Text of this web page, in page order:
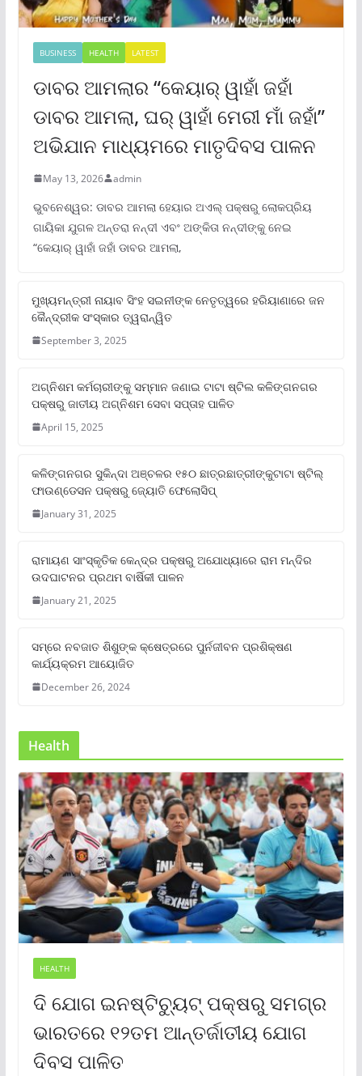
BUSINESS HEALTH LATEST
ଡାବର ଆମଲାର “କେୟାର୍ ୱାହାଁ ଜହାଁ
ଡାବର ଆମଲା, ଘର୍ ୱାହାଁ ମେରୀ ମାଁ ଜହାଁ”
ଅଭିଯାନ ମାଧ୍ୟମରେ ମାତୃଦିବସ ପାଳନ
May 13, 2026 admin
ଭୁବନେଶ୍ୱର: ଡାବର ଆମଲା ହେୟାର ଅଏଲ୍ ପକ୍ଷରୁ ଲୋକପ୍ରିୟ
ଗାୟିକା ଯୁଗଳ ଅନ୍ତରା ନନ୍ଦୀ ଏବଂ ଅଙ୍କିତା ନନ୍ଦୀଙ୍କୁ ନେଇ
“କେୟାର୍ ୱାହାଁ ଜହାଁ ଡାବର ଆମଲା,
ମୁଖ୍ୟମନ୍ତ୍ରୀ ନାୟାବ ସିଂହ ସଇନୀଙ୍କ ନେତୃତ୍ୱରେ ହରିୟାଣାରେ ଜନ
କୈନ୍ଦ୍ରୀକ ସଂସ୍କାର ତ୍ୱରାନ୍ୱିତ
September 3, 2025
ଅଗ୍ନିଶମ କର୍ମଚାରୀଙ୍କୁ ସମ୍ମାନ ଜଣାଇ ଟାଟା ଷ୍ଟିଲ କଳିଙ୍ଗନଗର
ପକ୍ଷରୁ ଜାତୀୟ ଅଗ୍ନିଶମ ସେବା ସପ୍ତାହ ପାଳିତ
April 15, 2025
କଳିଙ୍ଗନଗର ସୁକିନ୍ଦା ଅଞ୍ଚଳର ୧୫୦ ଛାତ୍ରଛାତ୍ରୀଙ୍କୁଟାଟା ଷ୍ଟିଲ୍
ଫାଉଣ୍ଡେସନ ପକ୍ଷରୁ ଜ୍ୟୋତି ଫେଲୋସିପ୍‌
January 31, 2025
ରାମାୟଣ ସାଂସ୍କୃତିକ କେନ୍ଦ୍ର ପକ୍ଷରୁ ଅଯୋଧ୍ୟାରେ ରାମ ମନ୍ଦିର
ଉଦଘାଟନର ପ୍ରଥମ ବାର୍ଷିକୀ ପାଳନ
January 21, 2025
ସମ୍‌ରେ ନବଜାତ ଶିଶୁଙ୍କ କ୍ଷେତ୍ରରେ ପୁର୍ନଜୀବନ ପ୍ରଶିକ୍ଷଣ
କାର୍ଯ୍ୟକ୍ରମ ଆୟୋଜିତ
December 26, 2024
Health
HEALTH
ଦି ଯୋଗ ଇନଷ୍ଟିଚ୍ୟୁଟ୍ ପକ୍ଷରୁ ସମଗ୍ର
ଭାରତରେ ୧୨ତମ ଆନ୍ତର୍ଜାତୀୟ ଯୋଗ
ଦିବସ ପାଳିତ